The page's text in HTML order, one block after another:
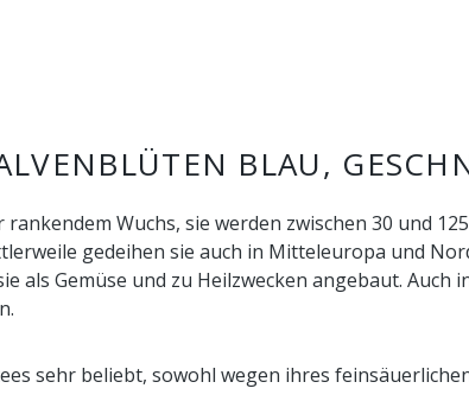
BLAU,
Wuchs, sie werden zwischen 30 und
gedeihen sie auch in Mitteleuropa und
als Gemüse und zu Heilzwecken angebaut.
sehr beliebt, sowohl wegen ihres